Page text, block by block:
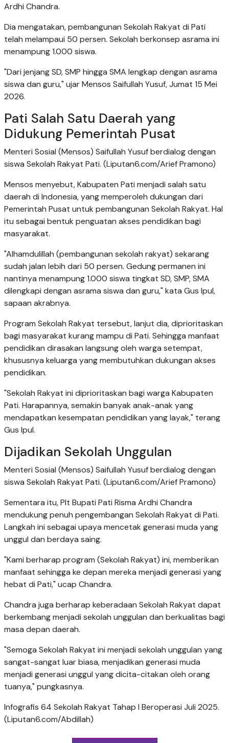
Ardhi Chandra.
Dia mengatakan, pembangunan Sekolah Rakyat di Pati
telah melampaui 50 persen. Sekolah berkonsep asrama ini
menampung 1.000 siswa.
"Dari jenjang SD, SMP hingga SMA lengkap dengan asrama
siswa dan guru," ujar Mensos Saifullah Yusuf, Jumat 15 Mei
2026.
Pati Salah Satu Daerah yang
Didukung Pemerintah Pusat
Menteri Sosial (Mensos) Saifullah Yusuf berdialog dengan
siswa Sekolah Rakyat Pati. (Liputan6.com/Arief Pramono)
Mensos menyebut, Kabupaten Pati menjadi salah satu
daerah di Indonesia, yang memperoleh dukungan dari
Pemerintah Pusat untuk pembangunan Sekolah Rakyat. Hal
itu sebagai bentuk penguatan akses pendidikan bagi
masyarakat.
"Alhamdulillah (pembangunan sekolah rakyat) sekarang
sudah jalan lebih dari 50 persen. Gedung permanen ini
nantinya menampung 1.000 siswa tingkat SD, SMP, SMA
dilengkapi dengan asrama siswa dan guru," kata Gus Ipul,
sapaan akrabnya.
Program Sekolah Rakyat tersebut, lanjut dia, diprioritaskan
bagi masyarakat kurang mampu di Pati. Sehingga manfaat
pendidikan dirasakan langsung oleh warga setempat,
khususnya keluarga yang membutuhkan dukungan akses
pendidikan.
"Sekolah Rakyat ini diprioritaskan bagi warga Kabupaten
Pati. Harapannya, semakin banyak anak-anak yang
mendapatkan kesempatan pendidikan yang layak," terang
Gus Ipul.
Dijadikan Sekolah Unggulan
Menteri Sosial (Mensos) Saifullah Yusuf berdialog dengan
siswa Sekolah Rakyat Pati. (Liputan6.com/Arief Pramono)
Sementara itu, Plt Bupati Pati Risma Ardhi Chandra
mendukung penuh pengembangan Sekolah Rakyat di Pati.
Langkah ini sebagai upaya mencetak generasi muda yang
unggul dan berdaya saing.
"Kami berharap program (Sekolah Rakyat) ini, memberikan
manfaat sehingga ke depan mereka menjadi generasi yang
hebat di Pati," ucap Chandra.
Chandra juga berharap keberadaan Sekolah Rakyat dapat
berkembang menjadi sekolah unggulan dan berkualitas bagi
masa depan daerah.
"Semoga Sekolah Rakyat ini menjadi sekolah unggulan yang
sangat-sangat luar biasa, menjadikan generasi muda
menjadi generasi unggul yang dicita-citakan oleh orang
tuanya," pungkasnya.
Infografis 64 Sekolah Rakyat Tahap I Beroperasi Juli 2025.
(Liputan6.com/Abdillah)